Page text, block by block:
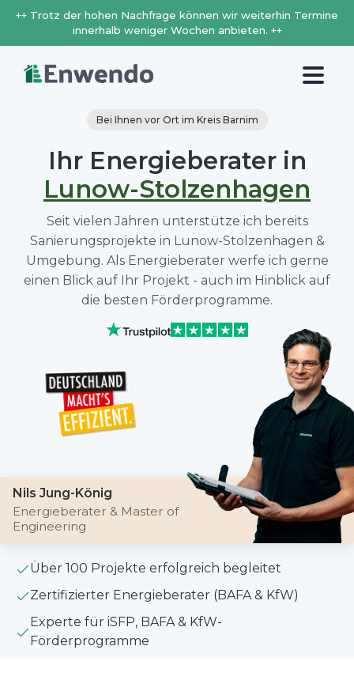
++ Trotz der hohen Nachfrage können wir weiterhin Termine
innerhalb weniger Wochen anbieten. ++
Bei Ihnen vor Ort im Kreis Barnim
Ihr Energieberater in
Lunow-Stolzenhagen
Seit vielen Jahren unterstütze ich bereits
Sanierungsprojekte in Lunow-Stolzenhagen &
Umgebung. Als Energieberater werfe ich gerne
einen Blick auf Ihr Projekt - auch im Hinblick auf
die besten Förderprogramme.
Nils Jung-König
Energieberater & Master of
Engineering
Über 100 Projekte erfolgreich begleitet
Zertifizierter Energieberater (BAFA & KfW)
Experte für iSFP, BAFA & KfW-
Förderprogramme